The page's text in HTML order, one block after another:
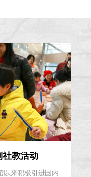
社教活动
以来积极引进国内